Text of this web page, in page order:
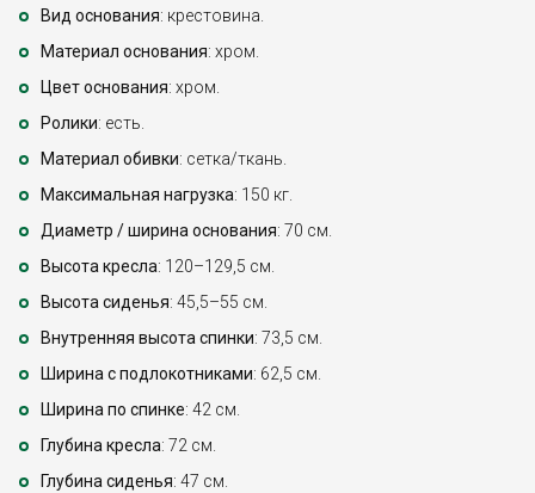
Вид основания: крестовина.
Материал основания: хром.
Цвет основания: хром.
Ролики: есть.
Материал обивки: сетка/ткань.
Максимальная нагрузка: 150 кг.
Диаметр / ширина основания: 70 см.
Высота кресла: 120–129,5 см.
Высота сиденья: 45,5–55 см.
Внутренняя высота спинки: 73,5 см.
Ширина с подлокотниками: 62,5 см.
Ширина по спинке: 42 см.
Глубина кресла: 72 см.
Глубина сиденья: 47 см.